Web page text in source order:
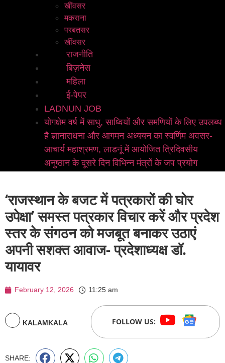
खींवसर
मकराना
परबतसर
खींवसर
राजनीति
बिज़नेस
महिला
ई-पेपर
LADNUN JOB
योगक्षेम वर्ष में साधु, साध्वियों और समणियों के लिए उपलब्ध
है ज्ञानाराधना और आगमन अध्ययन का स्वर्णिम अवसर-
आचार्य महाश्रमण, लाडनूं में आयोजित त्रिदिवसीय
अनुष्ठान के दूसरे दिन विभिन्न मंत्रों के जप प्रयोग
‘राजस्थान के बजट में पत्रकारों की घोर
उपेक्षा’ समस्त पत्रकार विचार करें और प्रदेश
स्तर के संगठन को मजबूत बनाकर उठाएं
अपनी सशक्त आवाज- प्रदेशाध्यक्ष डॉ.
यायावर
February 12, 2026 11:25 am
KALAMKALA FOLLOW US:
SHARE: